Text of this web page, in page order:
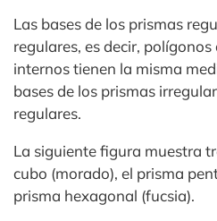
Las bases de los prismas
regulares, es decir,
internos tienen la misma
bases de los prismas
regulares.
La siguiente figura muestra
cubo (morado), el prisma
prisma hexagonal (fucsia).